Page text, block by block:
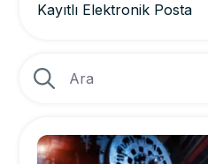
Kayıtlı Elektronik Posta